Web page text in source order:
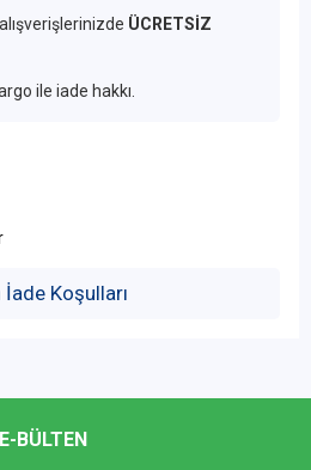
ÜCRETSİZ
ile iade hakkı.
İade Koşulları
E-BÜLTEN